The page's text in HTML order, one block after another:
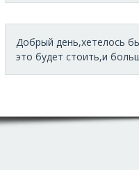
Добрый день,хетелось
это будет стоить,и